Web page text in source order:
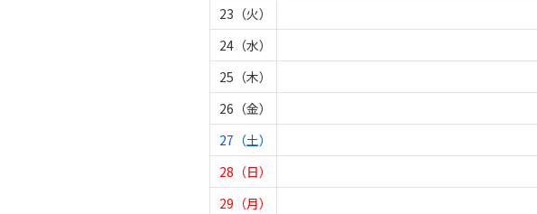
23（火）
24（水）
25（木）
26（金）
27（土）
28（日）
29（月）